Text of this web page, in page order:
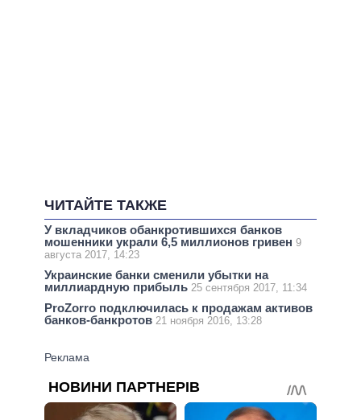
ЧИТАЙТЕ ТАКЖЕ
У вкладчиков обанкротившихся банков
мошенники украли 6,5 миллионов гривен 9
августа 2017, 14:23
Украинские банки сменили убытки на
миллиардную прибыль 25 сентября 2017, 11:34
ProZorro подключилась к продажам активов
банков-банкротов 21 ноября 2016, 13:28